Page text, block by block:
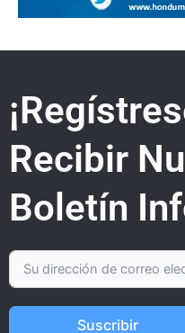
Recibir
Boletín
Suscribir